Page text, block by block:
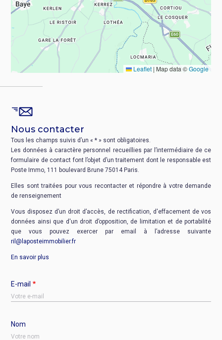
Leaflet | Map data ©Google
Nous contacter
Tous les champs suivis d’un « * » sont obligatoires.
Les données à caractère personnel recueillies par l’intermédiaire de ce
formulaire de contact font l’objet d’un traitement dont le responsable est
Poste Immo, 111 boulevard Brune 75014 Paris.
Elles sont traitées pour vous recontacter et répondre à votre demande
de renseignement
Vous disposez d’un droit d’accès, de rectification, d'effacement de vos
données ainsi que d'un droit d’opposition, de limitation et de portabilité
que vous pouvez exercer par email à l’adresse suivante
ril@laposteimmobilier.fr
En savoir plus
E-mail
Nom